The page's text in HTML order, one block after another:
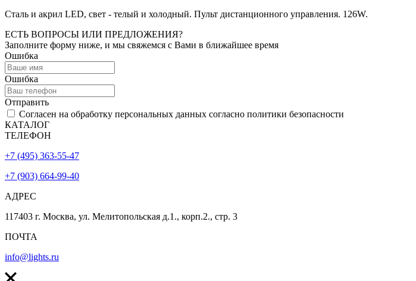
Сталь и акрил LED, свет - телый и холодный. Пульт дистанционного управления. 126W.
ЕСТЬ ВОПРОСЫ ИЛИ ПРЕДЛОЖЕНИЯ?
Заполните форму ниже, и мы свяжемся с Вами в ближайшее время
Ошибка
Ошибка
Отправить
Согласен на обработку персональных данных согласно политики безопасности
КАТАЛОГ
ТЕЛЕФОН
+7 (495) 363-55-47
+7 (903) 664-99-40
АДРЕС
117403 г. Москва, ул. Мелитопольская д.1., корп.2., стр. 3
ПОЧТА
info@lights.ru